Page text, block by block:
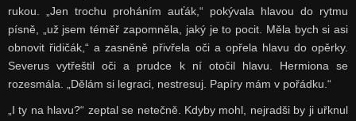
rukou. „Jen trochu proháním auťák,“ pokývala hlavou do rytmu
písně, „už jsem téměř zapomněla, jaký je to pocit. Měla bych si asi
obnovit řidičák,“ a zasněně přivřela oči a opřela hlavu do opěrky.
Severus vytřeštil oči a prudce k ní otočil hlavu. Hermiona se
rozesmála. „Dělám si legraci, nestresuj. Papíry mám v pořádku.“
„I ty na hlavu?“ zeptal se netečně. Kdyby mohl, nejradši by ji uřknul